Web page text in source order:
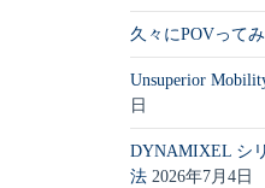
久々にPOVって
Unsuperior
日
DYNAMIXEL シ
法 2026年7月4日